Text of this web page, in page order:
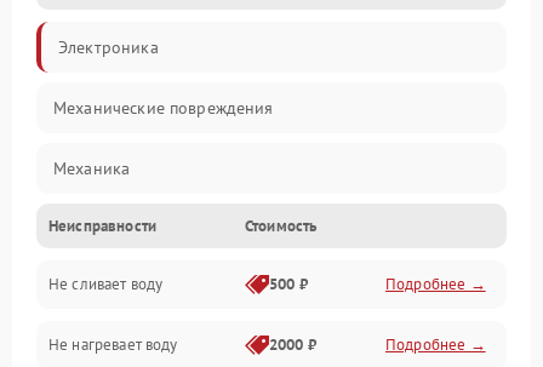
Электроника
Механические повреждения
Механика
Управление
Электропитание
Датчики
Неисправности Стоимость
Не сливает воду 500 ₽ Подробнее →
Не нагревает воду 2000 ₽ Подробнее →